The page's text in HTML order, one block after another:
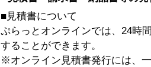
■見積書について
ぷらっとオンラインでは、24時
することができます。
※オンライン見積書発行には、